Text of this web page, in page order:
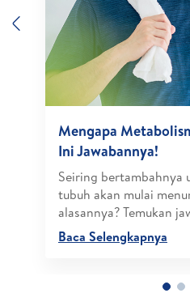
Previous
Mengapa
Ini Jawabannya!
Seiring bertambahnya
tubuh akan mulai
alasannya? Temukan
Baca Selengkapnya